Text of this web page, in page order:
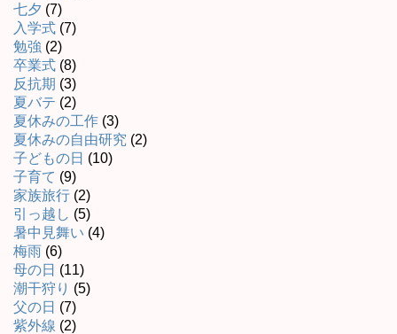
七夕 (7)
入学式 (7)
勉強 (2)
卒業式 (8)
反抗期 (3)
夏バテ (2)
夏休みの工作 (3)
夏休みの自由研究 (2)
子どもの日 (10)
子育て (9)
家族旅行 (2)
引っ越し (5)
暑中見舞い (4)
梅雨 (6)
母の日 (11)
潮干狩り (5)
父の日 (7)
紫外線 (2)